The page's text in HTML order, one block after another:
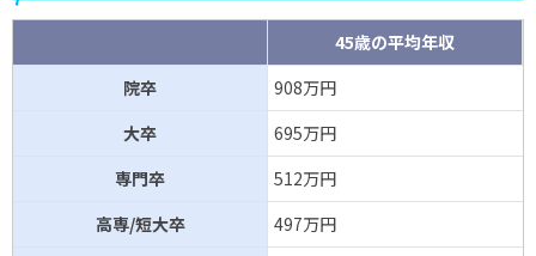
45歳の平均年収
院卒
908万円
大卒
695万円
専門卒
512万円
高専/短大卒
497万円